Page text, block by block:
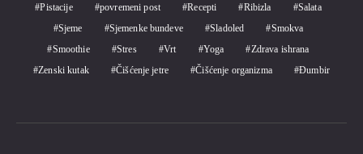
Pistacije
povremeni post Recepti Ribizla
Salata
Sjeme
Sjemenke bundeve Sladoled
Smokva
Smoothie
Stres Vrt Yoga
Zdrava ishrana
Zenski kutak
Čišćenje jetre Čišćenje organizma Đumbir